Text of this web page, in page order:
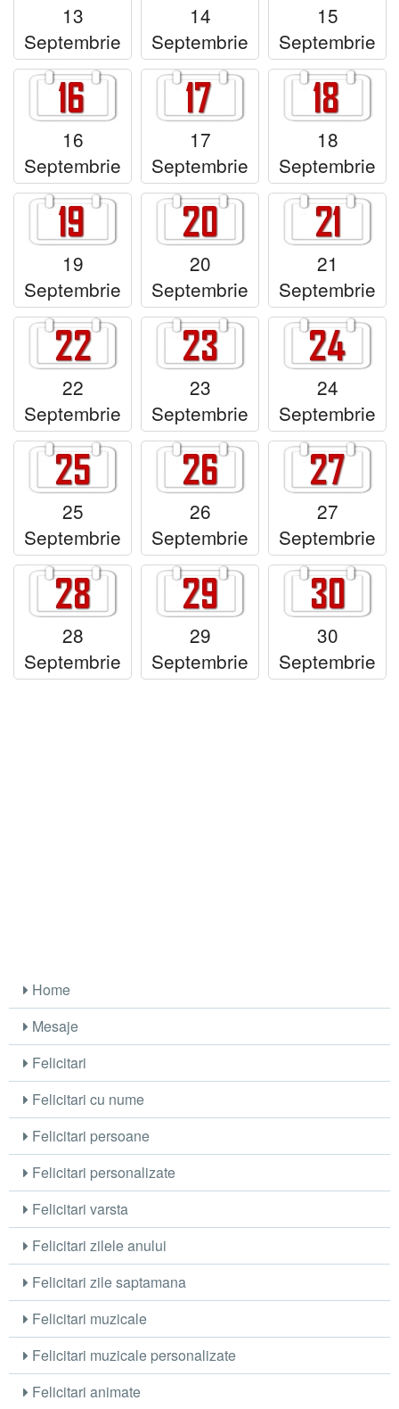
13
Septembrie
14
Septembrie
15
Septembrie
16
Septembrie
17
Septembrie
18
Septembrie
19
Septembrie
20
Septembrie
21
Septembrie
22
Septembrie
23
Septembrie
24
Septembrie
25
Septembrie
26
Septembrie
27
Septembrie
28
Septembrie
29
Septembrie
30
Septembrie
Home
Mesaje
Felicitari
Felicitari cu nume
Felicitari persoane
Felicitari personalizate
Felicitari varsta
Felicitari zilele anului
Felicitari zile saptamana
Felicitari muzicale
Felicitari muzicale personalizate
Felicitari animate